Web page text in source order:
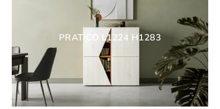
PRATICO L1224 H1283